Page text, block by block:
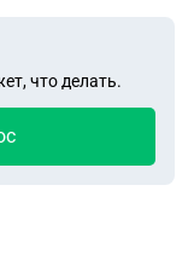
что делать.